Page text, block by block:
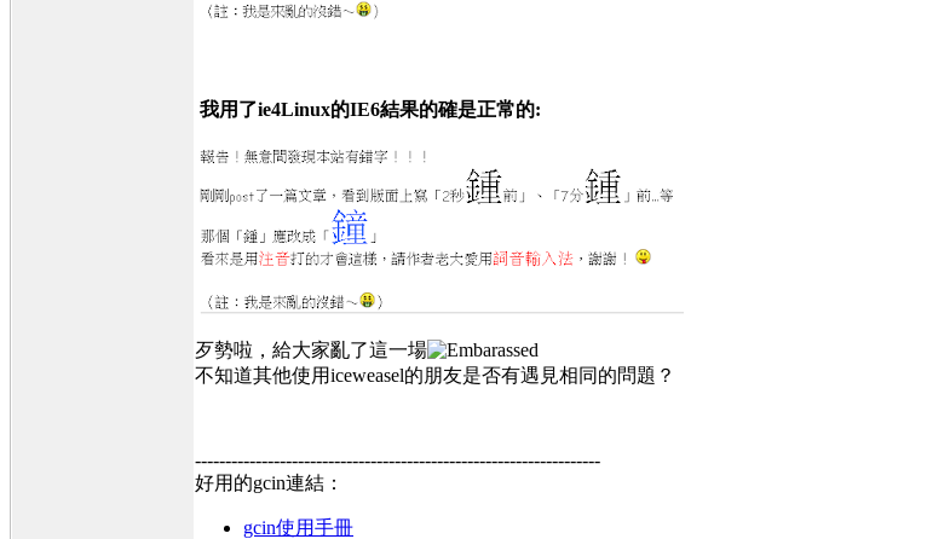
我用了ie4Linux的IE6結果的確是正常的:
歹勢啦，給大家亂了這一場
不知道其他使用iceweasel的朋友是否有遇見相同的問題？
-------------------------------------------------------------------
好用的gcin連結：
gcin使用手冊